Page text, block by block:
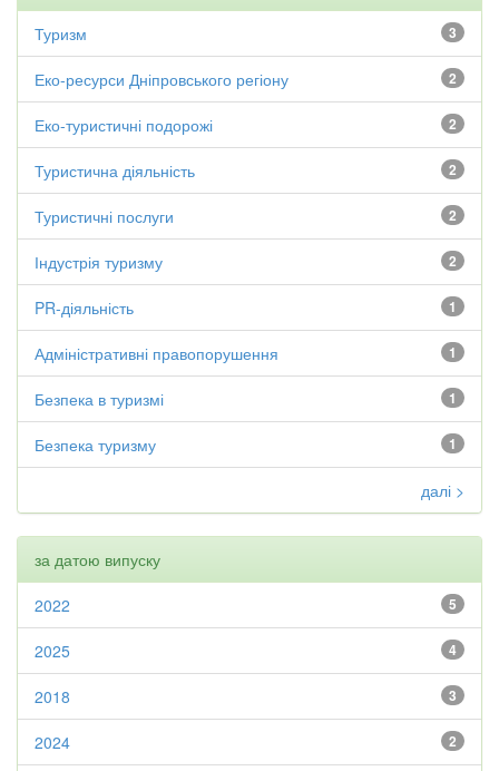
3
Туризм
2
Еко-ресурси Дніпровського регіону
2
Еко-туристичні подорожі
2
Туристична діяльність
2
Туристичні послуги
2
Індустрія туризму
1
PR-діяльність
1
Адміністративні правопорушення
1
Безпека в туризмі
1
Безпека туризму
далі >
за датою випуску
5
2022
4
2025
3
2018
2
2024